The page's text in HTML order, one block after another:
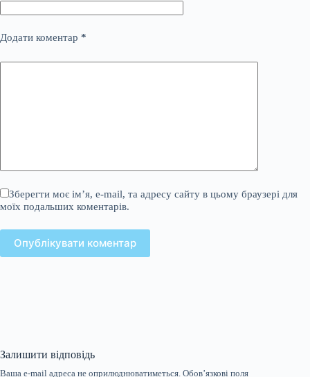
Додати коментар *
Зберегти моє ім’я, e-mail, та адресу сайту в цьому браузері для
моїх подальших коментарів.
Опублікувати коментар
Залишити відповідь
Ваша e-mail адреса не оприлюднюватиметься. Обов’язкові поля